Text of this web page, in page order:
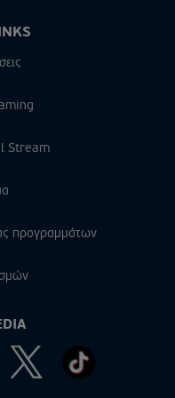
Stream
προγραμμάτων